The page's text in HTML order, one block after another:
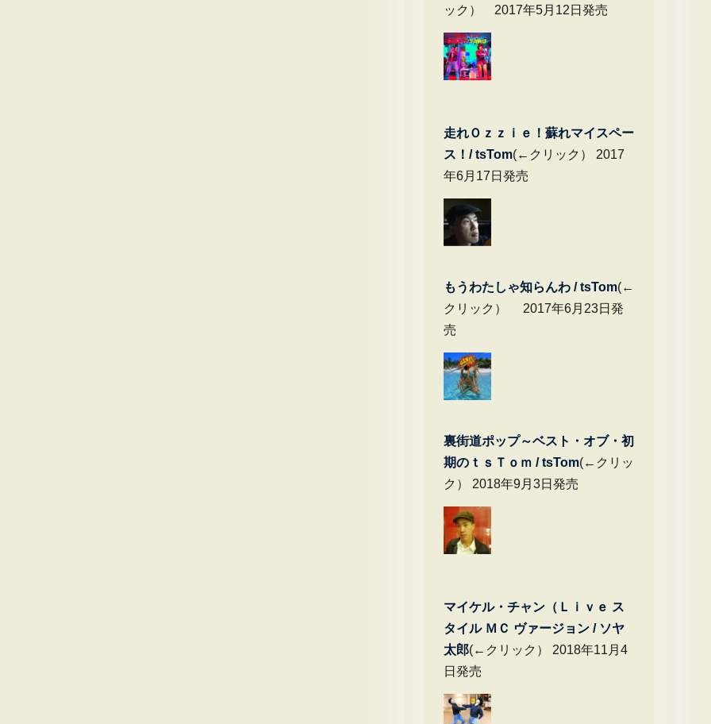
ック） 2017年5月12日発売
走れＯｚｚｉｅ！蘇れマイスペー
ス！/ tsTom(←クリック） 2017
年6月17日発売
もうわたしゃ知らんわ / tsTom(←
クリック） 2017年6月23日発
売
裏街道ポップ～ベスト・オブ・初
期のｔｓＴｏｍ / tsTom(←クリッ
ク） 2018年9月3日発売
マイケル・チャン（Ｌｉｖｅ ス
タイル ＭＣ ヴァージョン / ソヤ
太郎(←クリック） 2018年11月4
日発売